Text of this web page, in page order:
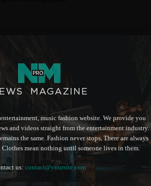
music fashion website. We provide you
and videos straight from the entertainment industry.
the same. Fashion never stops. There are always
mean nothing until someone lives in them.
us: contact@yoursite.com